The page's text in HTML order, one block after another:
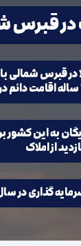
در قبرس
۳ روزه رایگان به
از املاک
گذاری در سال